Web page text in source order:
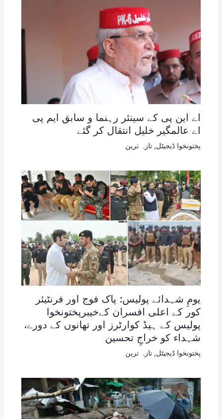
اے این پی کے سینئر رہنما و سابق ایم پی
اے عالمگیر خلیل انتقال کر گئے
پختونخوا ڈیجیٹل تازہ ترین
یومِ شہدائے پولیس: پاک فوج اور فرنٹیئر
کور کے اعلی افسران کےخیبرپختونخوا
پولیس کے ہیڈ کوارٹرز اور تھانوں کے دورے،
شہداء کو خراجِ تحسین
پختونخوا ڈیجیٹل تازہ ترین